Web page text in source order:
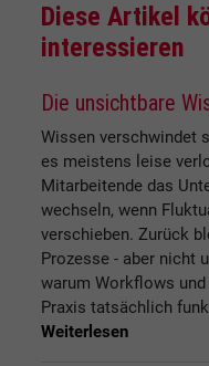
Diese Artikel
interessieren
Die unsichtbare
Wissen verschwindet
es meistens leise
Mitarbeitende das
wechseln, wenn
verschieben. Zurück
Prozesse - aber nicht
warum Workflows
Praxis tatsächlich
Weiterlesen